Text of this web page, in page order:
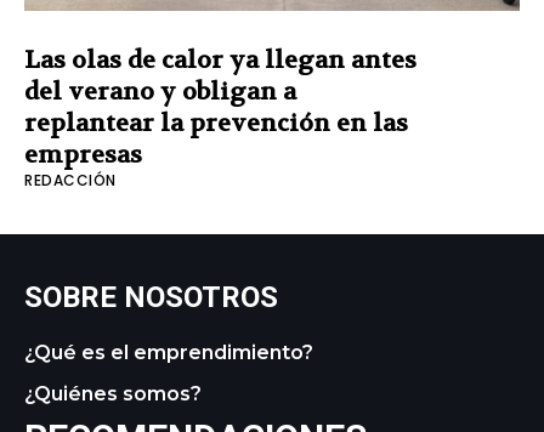
Las olas de calor ya llegan antes
del verano y obligan a
replantear la prevención en las
empresas
REDACCIÓN
SOBRE NOSOTROS
¿Qué es el emprendimiento?
¿Quiénes somos?